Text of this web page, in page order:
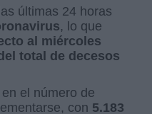
últimas 24 horas
, lo que
al miércoles
total de decesos
el número de
con 5.183